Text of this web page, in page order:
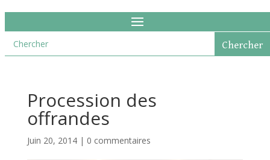
Procession des
offrandes
Juin 20, 2014| 0 commentaires